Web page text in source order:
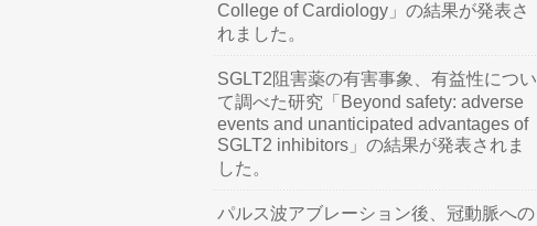
College of Cardiology」の結果が発表さ
れました。
SGLT2阻害薬の有害事象、有益性につい
て調べた研究「Beyond safety: adverse
events and unanticipated advantages of
SGLT2 inhibitors」の結果が発表されま
した。
パルス波アブレーション後、冠動脈への